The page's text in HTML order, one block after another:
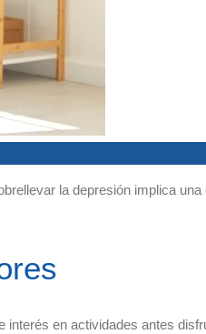
la depresión implica
en actividades antes